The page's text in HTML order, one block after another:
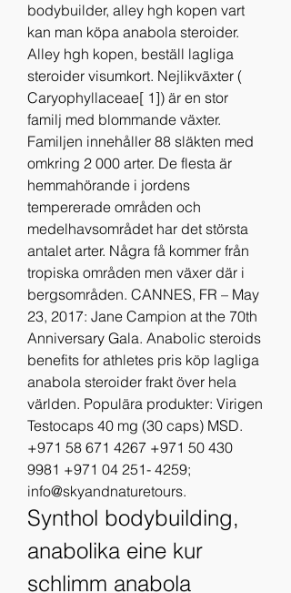
bodybuilder, alley hgh kopen vart
kan man köpa anabola steroider.
Alley hgh kopen, beställ lagliga
steroider visumkort. Nejlikväxter (
Caryophyllaceae[ 1]) är en stor
familj med blommande växter.
Familjen innehåller 88 släkten med
omkring 2 000 arter. De flesta är
hemmahörande i jordens
tempererade områden och
medelhavsområdet har det största
antalet arter. Några få kommer från
tropiska områden men växer där i
bergsområden. CANNES, FR – May
23, 2017: Jane Campion at the 70th
Anniversary Gala. Anabolic steroids
benefits for athletes pris köp lagliga
anabola steroider frakt över hela
världen. Populära produkter: Virigen
Testocaps 40 mg (30 caps) MSD.
+971 58 671 4267 +971 50 430
9981 +971 04 251- 4259;
info@skyandnaturetours.
Synthol bodybuilding,
anabolika eine kur
schlimm anabola